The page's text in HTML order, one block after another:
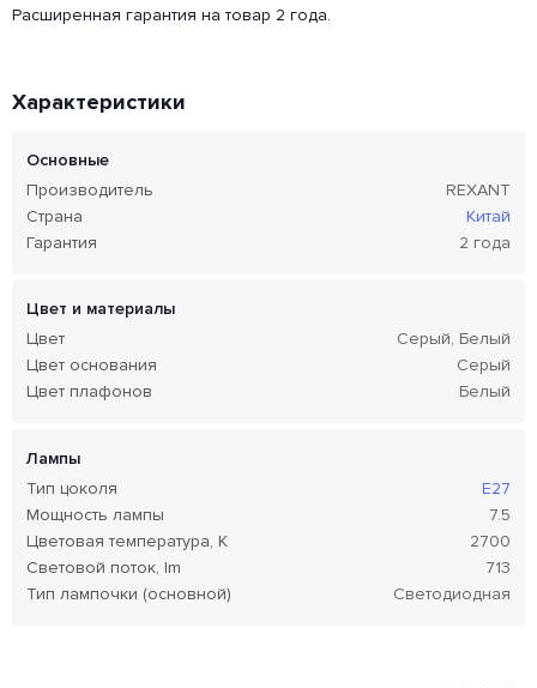
Расширенная гарантия на товар 2 года.
Характеристики
Основные
Производитель
REXANT
Страна
Китай
Гарантия
2 года
Цвет и материалы
Цвет
Серый, Белый
Цвет основания
Серый
Цвет плафонов
Белый
Лампы
Тип цоколя
E27
Мощность лампы
7.5
Цветовая температура, K
2700
Световой поток, lm
713
Тип лампочки (основной)
Светодиодная